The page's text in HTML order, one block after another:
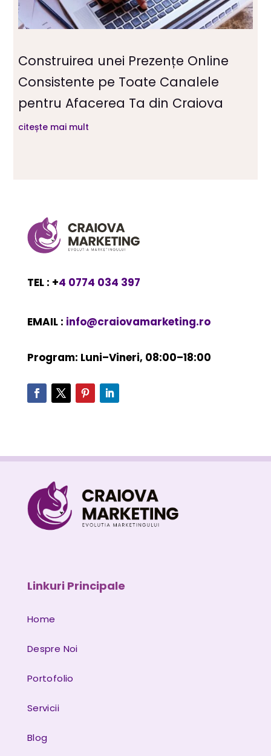
Construirea unei Prezențe Online
Consistente pe Toate Canalele
pentru Afacerea Ta din Craiova
citește mai mult
TEL : +4 0774 034 397
EMAIL : info@craiovamarketing.ro
Program: Luni–Vineri, 08:00–18:00
Linkuri Principale
Home
Despre Noi
Portofolio
Servicii
Blog